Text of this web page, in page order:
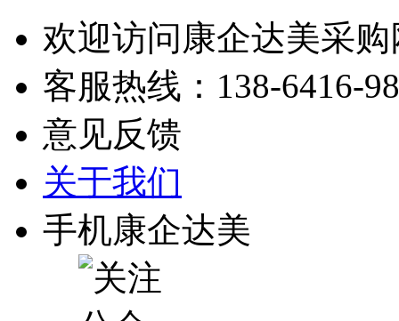
欢迎访问康企达美采购
客服热线： 138-6416-
意见反馈
关于我们
手机康企达美